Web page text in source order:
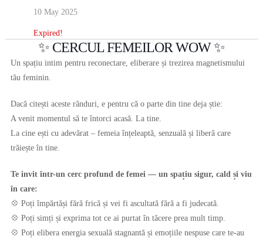
10 May 2025
Expired!
✨ CERCUL FEMEILOR WOW ✨
Un spațiu intim pentru reconectare, eliberare și trezirea magnetismului
tău feminin.
Dacă citești aceste rânduri, e pentru că o parte din tine deja știe:
A venit momentul să te întorci acasă. La tine.
La cine ești cu adevărat – femeia înțeleaptă, senzuală și liberă care
trăiește în tine.
Te invit într-un cerc profund de femei — un spațiu sigur, cald și viu
în care:
💠 Poți împărtăși fără frică și vei fi ascultată fără a fi judecată.
💠 Poți simți și exprima tot ce ai purtat în tăcere prea mult timp.
💠 Poți elibera energia sexuală stagnantă și emoțiile nespuse care te-au